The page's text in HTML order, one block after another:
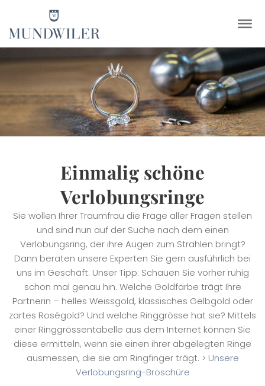
×
Einmalig schöne
Verlobungsringe
Sie wollen Ihrer Traumfrau die Frage aller Fragen stellen
und sind nun auf der Suche nach dem einen
Verlobungsring, der ihre Augen zum Strahlen bringt?
Dann beraten unsere Experten Sie gern ausführlich bei
uns im Geschäft. Unser Tipp: Schauen Sie vorher ruhig
schon mal genau hin. Welche Goldfarbe trägt Ihre
Partnerin – helles Weissgold, klassisches Gelbgold oder
zartes Roségold? Und welche Ringgrösse hat sie? Mittels
einer Ringgrössentabelle aus dem Internet können Sie
diese ermitteln, wenn sie einen ihrer abgelegten Ringe
ausmessen, die sie am Ringfinger trägt. > Unsere
Verlobungsring-Broschüre